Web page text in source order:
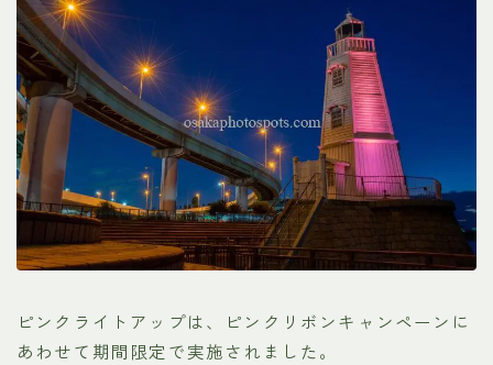
ピンクライトアップは、ピンクリボンキャンペーンに
あわせて期間限定で実施されました。